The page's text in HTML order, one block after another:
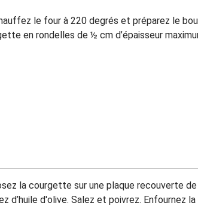
le four à 220 degrés et préparez le
en rondelles de ½ cm d’épaisseur
la courgette sur une plaque recouverte
d’huile d'olive. Salez et poivrez. Enfournez